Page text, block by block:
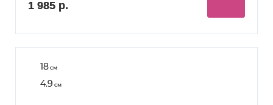
1 985 р.
18см
4.9 см